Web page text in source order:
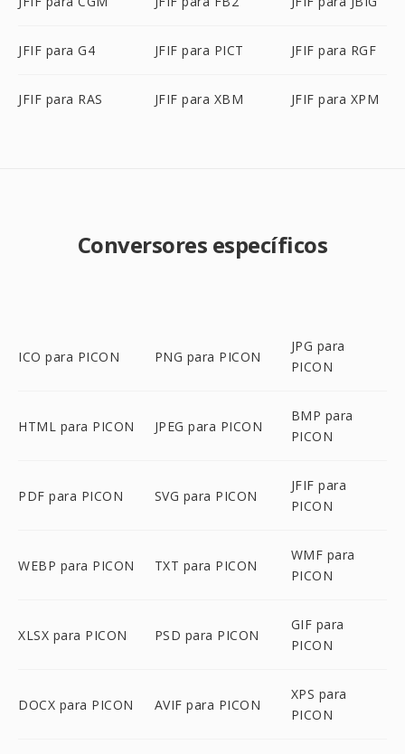
JFIF para G4 JFIF para PICT JFIF para RGF
JFIF para RAS JFIF para XBM JFIF para XPM
Conversores específicos
ICO para PICON PNG para PICON
JPG para
PICON
HTML para PICON JPEG para PICON
BMP para
PICON
PDF para PICON SVG para PICON
JFIF para
PICON
WEBP para PICON TXT para PICON
WMF para
PICON
XLSX para PICON PSD para PICON
GIF para
PICON
DOCX para PICON AVIF para PICON
XPS para
PICON